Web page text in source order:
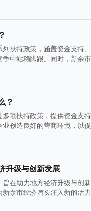
扶持政策，涵盖资金支持
中站稳脚跟。同时，新余
？
项扶持政策，提供资金支
创造良好的营商环境，以
升级与创新发展
在助力地方经济升级与创
余市经济增长注入新的活